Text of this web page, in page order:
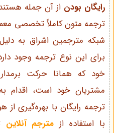
رایگان بودن از آن جمله
ترجمه متون کاملاً تخصصی
شبکه مترجمین اشراق به
برای این نوع ترجمه وجود
خود که همانا حرکت
مشتریان خود است، اقدام
ترجمه رایگان با بهره‌گیری
با استفاده از مترجم آنلاین